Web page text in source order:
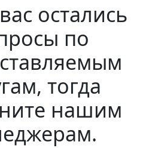
остались
по
тогда
нашим